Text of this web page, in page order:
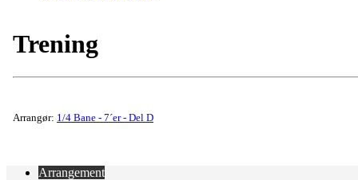
Trening
Arrangør: 1/4 Bane - 7´er - Del D
Arrangement